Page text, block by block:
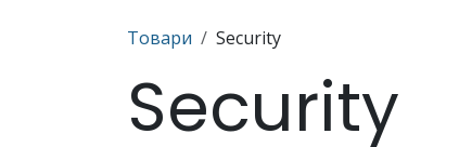
Товари Security
Security